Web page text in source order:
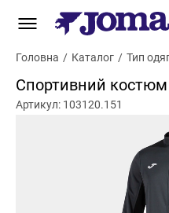
Головна / Каталог / Тип
Спортивний костюм
Артикул: 103120.151